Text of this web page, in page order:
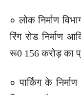
० लोक निर्माण
रिंग रोड निर्माण
रू0 156 करोड़ का
० पार्किग के